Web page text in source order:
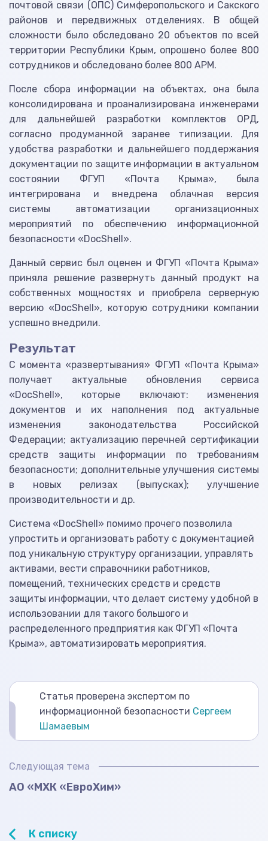
почтовой связи (ОПС) Симферопольского и Сакского
районов и передвижных отделениях. В общей
сложности было обследовано 20 объектов по всей
территории Республики Крым, опрошено более 800
сотрудников и обследовано более 800 АРМ.
После сбора информации на объектах, она была
консолидирована и проанализирована инженерами
для дальнейшей разработки комплектов ОРД,
согласно продуманной заранее типизации. Для
удобства разработки и дальнейшего поддержания
документации по защите информации в актуальном
состоянии ФГУП «Почта Крыма», была
интегрирована и внедрена облачная версия
системы автоматизации организационных
мероприятий по обеспечению информационной
безопасности «DocShell».
Данный сервис был оценен и ФГУП «Почта Крыма»
приняла решение развернуть данный продукт на
собственных мощностях и приобрела серверную
версию «DocShell», которую сотрудники компании
успешно внедрили.
Результат
С момента «развертывания» ФГУП «Почта Крыма»
получает актуальные обновления сервиса
«DocShell», которые включают: изменения
документов и их наполнения под актуальные
изменения законодательства Российской
Федерации; актуализацию перечней сертификации
средств защиты информации по требованиям
безопасности; дополнительные улучшения системы
в новых релизах (выпусках); улучшение
производительности и др.
Система «DocShell» помимо прочего позволила
упростить и организовать работу с документацией
под уникальную структуру организации, управлять
активами, вести справочники работников,
помещений, технических средств и средств
защиты информации, что делает систему удобной в
использовании для такого большого и
распределенного предприятия как ФГУП «Почта
Крыма», автоматизировать мероприятия.
Статья проверена экспертом по
информационной безопасности Сергеем
Шамаевым
Следующая тема
АО «МХК «ЕвроХим»
К списку